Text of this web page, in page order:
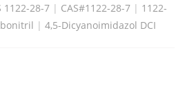
1122-28-7 | CAS#1122-28-7 | 1122-
| 4,5-Dicyanoimidazol DCI